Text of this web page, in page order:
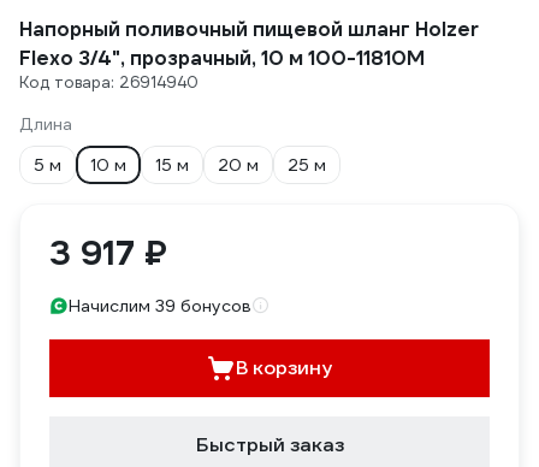
Напорный поливочный пищевой шланг Holzer
Flexo 3/4", прозрачный, 10 м 100-11810M
Код товара: 26914940
Длина
5 м
10 м 15 м 20 м 25 м
3 917 ₽
Начислим 39 бонусов
В корзину
Быстрый заказ